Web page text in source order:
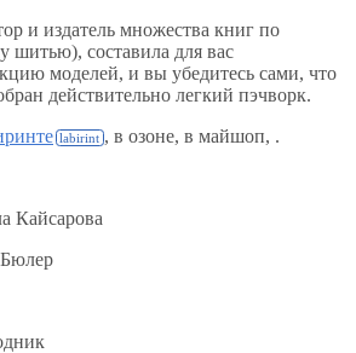
и издатель множества книг по
шитью), составила для вас
моделей, и вы убедитесь сами, что
действительно легкий пэчворк.
, в озоне, в майшоп, .
Кайсарова
Бюлер